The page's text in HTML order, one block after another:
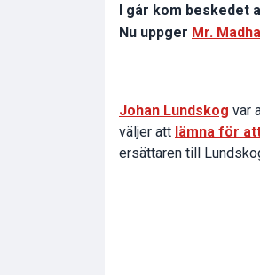
I går kom beskedet
Nu uppger Mr.
Johan Lundskog var
väljer att lämna för
ersättaren till